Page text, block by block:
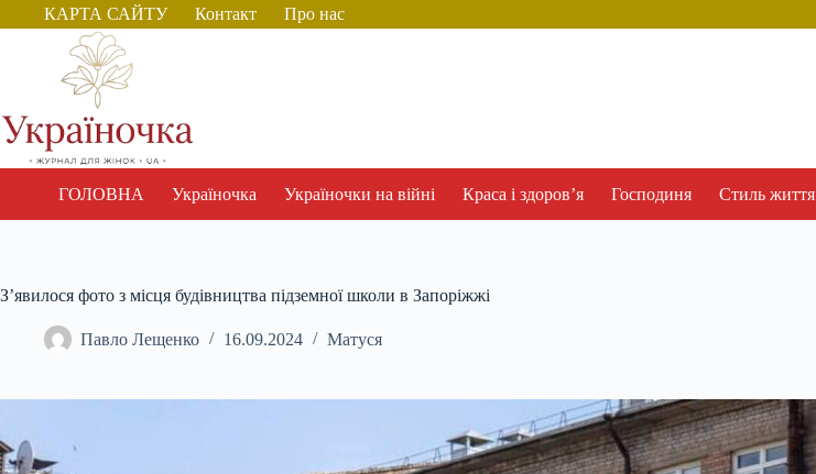
Перейти
до
КАРТА САЙТУ Контакт Про нас
ГОЛОВНА Україночка Україночки на війні Краса і здоров’я Господиня Стиль життя
З’явилося фото з місця будівництва підземної школи в Запоріжжі
Павло Лещенко 16.09.2024 Матуся